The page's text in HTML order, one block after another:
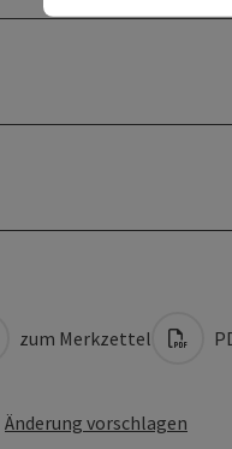
zum Merkzettel
Änderung vorschlagen